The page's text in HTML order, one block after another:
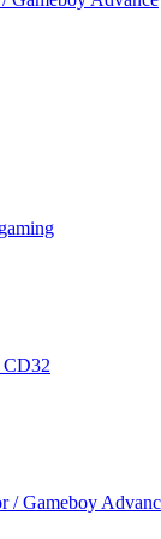
/ Gameboy